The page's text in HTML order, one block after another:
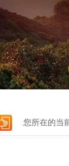
您所在的当